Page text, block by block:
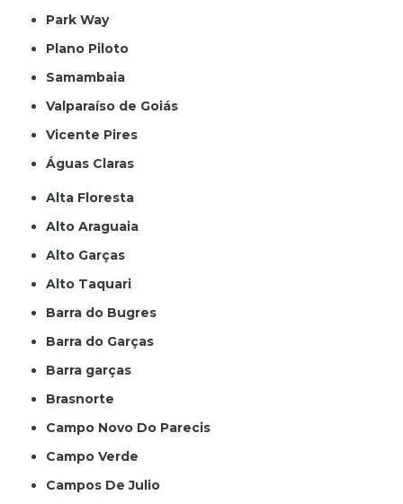
Park Way
Plano Piloto
Samambaia
Valparaíso de Goiás
Vicente Pires
Águas Claras
Alta Floresta
Alto Araguaia
Alto Garças
Alto Taquari
Barra do Bugres
Barra do Garças
Barra garças
Brasnorte
Campo Novo Do Parecis
Campo Verde
Campos De Julio